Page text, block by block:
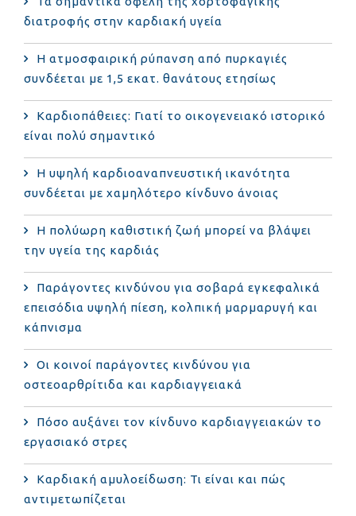
διατροφής στην καρδιακή υγεία
Η ατμοσφαιρική ρύπανση από πυρκαγιές
συνδέεται με 1,5 εκατ. θανάτους ετησίως
Καρδιοπάθειες: Γιατί το οικογενειακό ιστορικό
είναι πολύ σημαντικό
Η υψηλή καρδιοαναπνευστική ικανότητα
συνδέεται με χαμηλότερο κίνδυνο άνοιας
Η πολύωρη καθιστική ζωή μπορεί να βλάψει
την υγεία της καρδιάς
Παράγοντες κινδύνου για σοβαρά εγκεφαλικά
επεισόδια υψηλή πίεση, κολπική μαρμαρυγή και
κάπνισμα
Οι κοινοί παράγοντες κινδύνου για
οστεοαρθρίτιδα και καρδιαγγειακά
Πόσο αυξάνει τον κίνδυνο καρδιαγγειακών το
εργασιακό στρες
Καρδιακή αμυλοείδωση: Τι είναι και πώς
αντιμετωπίζεται